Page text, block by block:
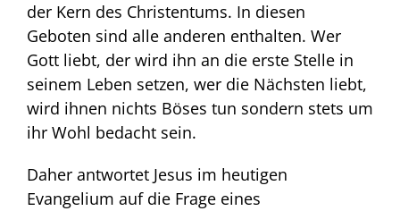
der Kern des Christentums. In diesen
Geboten sind alle anderen enthalten. Wer
Gott liebt, der wird ihn an die erste Stelle in
seinem Leben setzen, wer die Nächsten liebt,
wird ihnen nichts Böses tun sondern stets um
ihr Wohl bedacht sein.
Daher antwortet Jesus im heutigen
Evangelium auf die Frage eines